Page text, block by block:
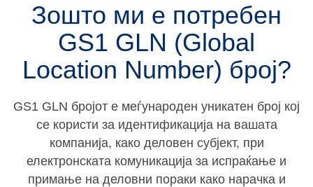
Зошто ми е потребен
GS1 GLN (Global
Location Number) број?
GS1 GLN бројот е меѓународен уникатен број кој
се користи за идентификација на вашата
компанија, како деловен субјект, при
електронската комуникација за испраќање и
примање на деловни пораки како нарачка и